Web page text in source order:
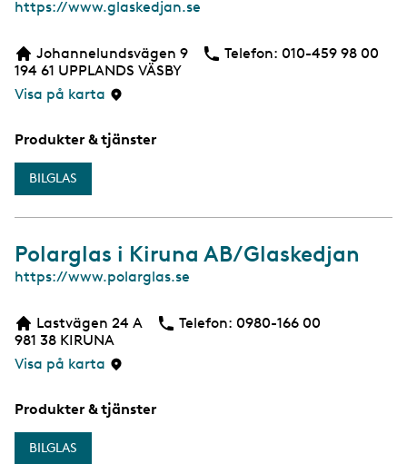
W
https://www.glaskedjan.se
Johannelundsvägen 9
194 61 UPPLANDS VÄSBY
Visa på karta
Telefon: Telefon
010-459 98 00
Produkter & tjänster
BILGLAS
Polarglas i Kiruna AB/Glaskedjan
W
https://www.polarglas.se
Lastvägen 24 A
981 38 KIRUNA
Visa på karta
Telefon: Telefon
0980-166 00
Produkter & tjänster
BILGLAS